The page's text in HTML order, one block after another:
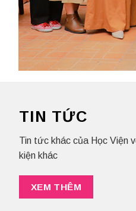
TIN TỨC
Tin tức khác của Học Viện
kiện khác
XEM THÊM
[RECAP SỰ KIỆN]
Sen 20/06: Khi
Dừng Lại Trước
Hoa
20/06: Khi Những Vội
Trước Một...